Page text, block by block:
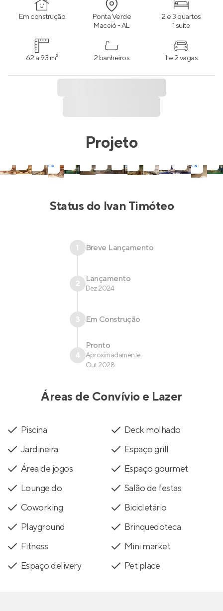
Em construção Ponta Verde
Maceió - AL
2 e 3 quartos
1 suíte
62 a 93 m² 2 banheiros 1 e 2 vagas
Projeto
Status do Ivan Timóteo
1 Breve Lançamento
2 Lançamento
Dez 2024
3 Em Construção
4
Pronto
Aproximadamente
Out 2028
Áreas de Convívio e Lazer
Piscina
Deck molhado
Jardineira
Espaço grill
Área de jogos
Espaço gourmet
Lounge do
Salão de festas
Coworking
Bicicletário
Playground
Brinquedoteca
Fitness
Mini market
Espaço delivery
Pet place